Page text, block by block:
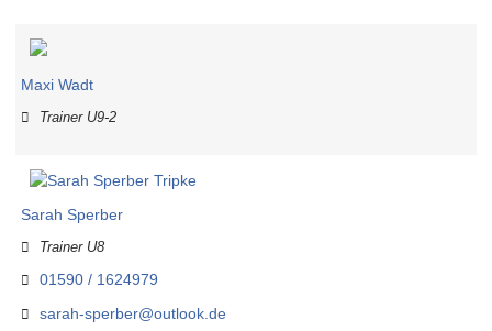
Maxi Wadt
Trainer U9-2
Sarah Sperber
Trainer U8
01590 / 1624979
sarah-sperber@outlook.de